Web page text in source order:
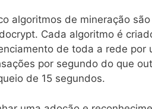
algoritmos de mineração
Cada algoritmo é
de toda a rede por
por segundo do que
de 15 segundos.